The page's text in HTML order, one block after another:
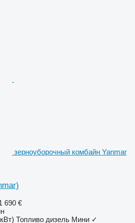
зерноуборочный комбайн Yanmar
690 €
Топливо дизель Мини ✓